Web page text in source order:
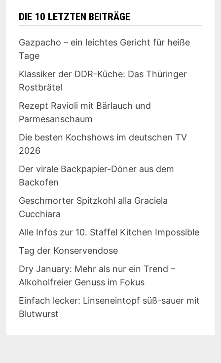
DIE 10 LETZTEN BEITRÄGE
Gazpacho – ein leichtes Gericht für heiße
Tage
Klassiker der DDR-Küche: Das Thüringer
Rostbrätel
Rezept Ravioli mit Bärlauch und
Parmesanschaum
Die besten Kochshows im deutschen TV
2026
Der virale Backpapier-Döner aus dem
Backofen
Geschmorter Spitzkohl alla Graciela
Cucchiara
Alle Infos zur 10. Staffel Kitchen Impossible
Tag der Konservendose
Dry January: Mehr als nur ein Trend –
Alkoholfreier Genuss im Fokus
Einfach lecker: Linseneintopf süß-sauer mit
Blutwurst